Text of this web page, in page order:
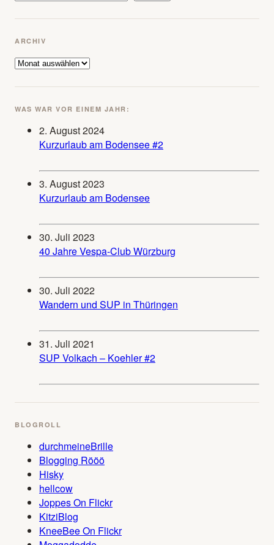
ARCHIV
Archiv
WAS WAR VOR EINEM JAHR:
2. August 2024
Kurzurlaub am Bodensee #2
3. August 2023
Kurzurlaub am Bodensee
30. Juli 2023
40 Jahre Vespa-Club Würzburg
30. Juli 2022
Wandern und SUP in Thüringen
31. Juli 2021
SUP Volkach – Koehler #2
BLOGROLL
durchmeineBrille
Blogging Rööö
Hisky
hellcow
Joppes On Flickr
KitziBlog
KneeBee On Flickr